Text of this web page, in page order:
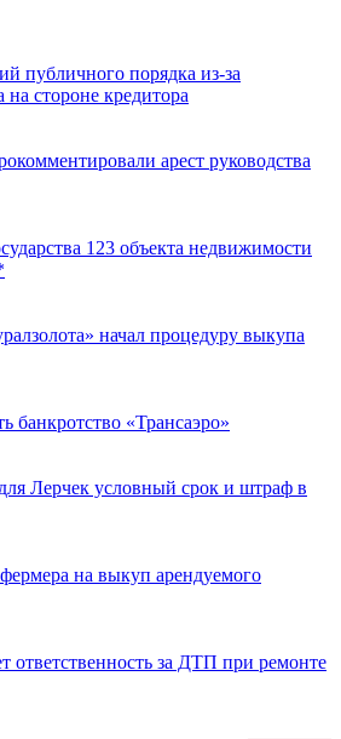
публичного порядка из-за
на стороне кредитора
арест руководства
123 объекта недвижимости
начал процедуру выкупа
банкротство «Трансаэро»
Лерчек условный срок и штраф в
на выкуп арендуемого
ответственность за ДТП при ремонте